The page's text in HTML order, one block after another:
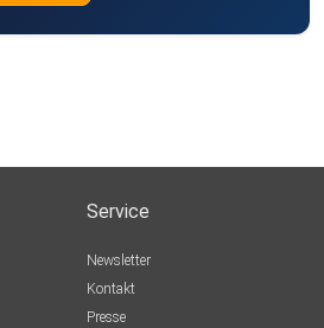
Service
Newsletter
Kontakt
Presse